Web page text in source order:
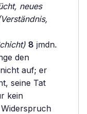
neues
8 jmdn.
den
auf; er
seine Tat
kein